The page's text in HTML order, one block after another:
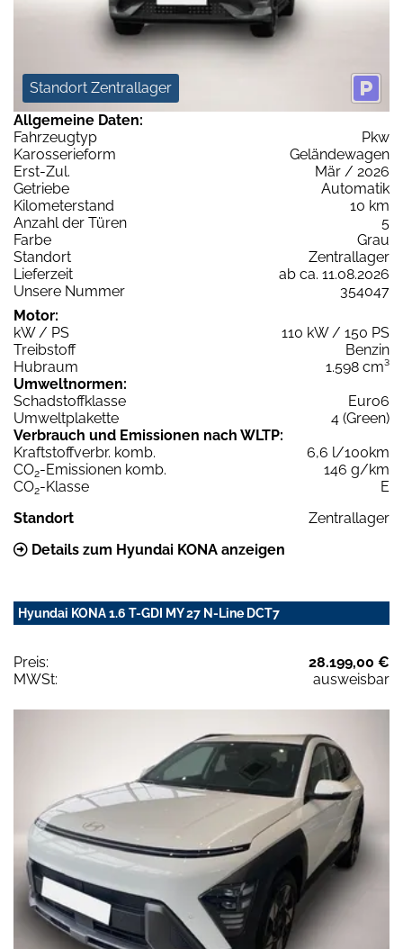
Standort Zentrallager
Allgemeine Daten:
Fahrzeugtyp
Pkw
Karosserieform
Geländewagen
Erst-Zul.
Mär / 2026
Getriebe
Automatik
Kilometerstand
10 km
Anzahl der Türen
5
Farbe
Grau
Standort
Zentrallager
Lieferzeit
ab ca. 11.08.2026
Unsere Nummer
354047
Motor:
kW / PS
110 kW / 150 PS
Treibstoff
Benzin
Hubraum
1.598 cm³
Umweltnormen:
Schadstoffklasse
Euro6
Umweltplakette
4 (Green)
Verbrauch und Emissionen nach WLTP:
Kraftstoffverbr. komb.
6,6 l/100km
CO2-Emissionen komb.
146 g/km
CO2-Klasse
E
Standort
Zentrallager
Details zum Hyundai KONA anzeigen
Hyundai KONA 1.6 T-GDI MY 27 N-Line DCT7
Preis:
28.199,00 €
MWSt:
ausweisbar